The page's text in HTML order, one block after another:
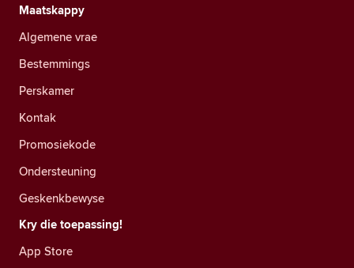
Maatskappy
Algemene vrae
Bestemmings
Perskamer
Kontak
Promosiekode
Ondersteuning
Geskenkbewyse
Kry die toepassing!
App Store